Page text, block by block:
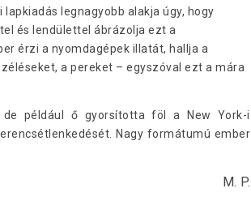
legnagyobb alakja úgy, hogy
és lendülettel ábrázolja ezt a
érzi a nyomdagépek illatát, hallja a
a pereket – egyszóval ezt a mára
például ő gyorsította föl a New York-i
Nagy formátumú ember
M. P.